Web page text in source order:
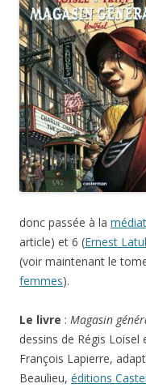
donc passée à la
article) et 6 (Ernest
(voir maintenant le
femmes).
Le livre : Magasin
dessins de Régis Loisel
François Lapierre,
Beaulieu, éditions